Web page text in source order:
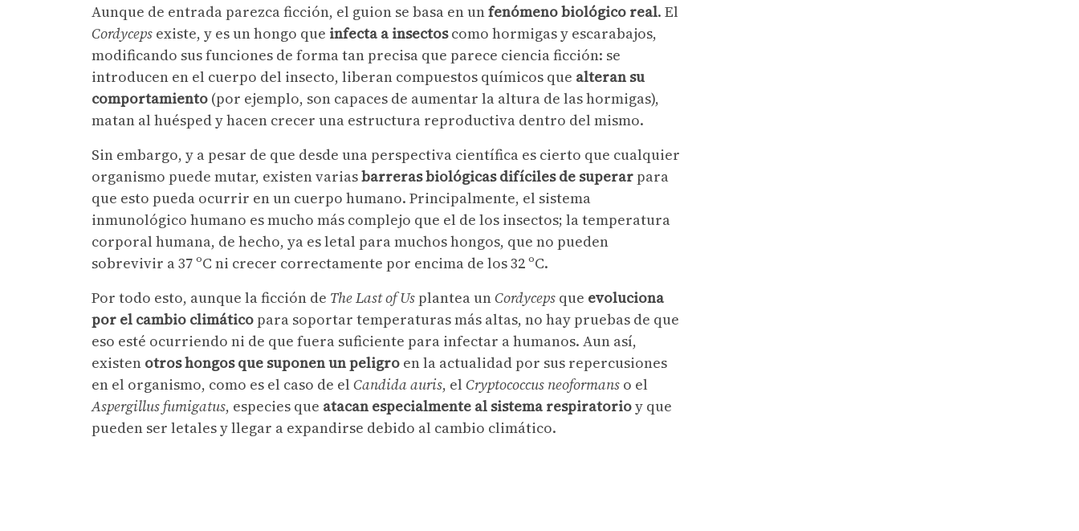
Aunque de entrada parezca ficción, el guion se basa en unfenómeno biológico real. El
Cordyceps existe, y es un hongo que infecta a insectoscomo hormigas y escarabajos,
modificando sus funciones de forma tan precisa que parece ciencia ficción: se
introducen en el cuerpo del insecto, liberan compuestos químicos que alteran su
comportamiento (por ejemplo, son capaces de aumentar la altura de las hormigas),
matan al huésped y hacen crecer una estructura reproductiva dentro del mismo.
Sin embargo, y a pesar de que desde una perspectiva científica es cierto que cualquier
organismo puede mutar, existen variasbarreras biológicas difíciles de superar para
que esto pueda ocurrir en un cuerpo humano. Principalmente, el sistema
inmunológico humano es mucho más complejo que el de los insectos; la temperatura
corporal humana, de hecho, ya es letal para muchos hongos, que no pueden
sobrevivir a 37 ºC ni crecer correctamente por encima de los 32 ºC.
Por todo esto, aunque la ficción de The Last of Us plantea unCordyceps que evoluciona
por el cambio climático para soportar temperaturas más altas, no hay pruebas de que
eso esté ocurriendo ni de que fuera suficiente para infectar a humanos. Aun así,
existen otros hongos que suponen un peligro en la actualidad por sus repercusiones
en el organismo, como es el caso de el Candida auris, el Cryptococcus neoformans o el
Aspergillus fumigatus, especies que atacan especialmente al sistema respiratorioy que
pueden ser letales y llegar a expandirse debido al cambio climático.